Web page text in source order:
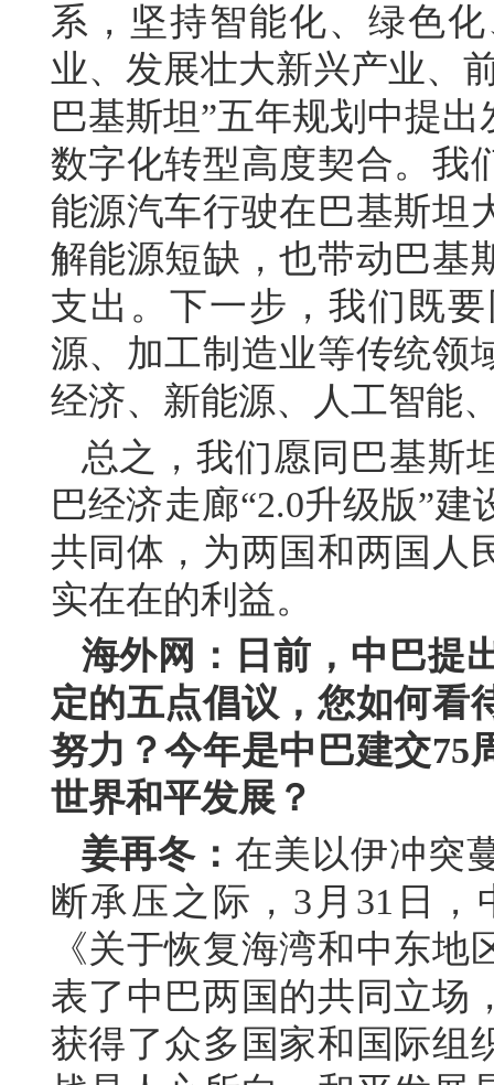
系，坚持智能化、绿色
业、发展壮大新兴产业、
巴基斯坦”五年规划中提
数字化转型高度契合。我
能源汽车行驶在巴基斯坦
解能源短缺，也带动巴基
支出。下一步，我们既
源、加工制造业等传统领
经济、新能源、人工智能
总之，我们愿同巴基斯
巴经济走廊“2.0升级版”
共同体，为两国和两国人
实在在的利益。
海外网：日前，中巴提
定的五点倡议，您如何看
努力？今年是中巴建交75
世界和平发展？
姜再冬：在美以伊冲突
断承压之际，3月31日
《关于恢复海湾和中东
表了中巴两国的共同立场
获得了众多国家和国际组